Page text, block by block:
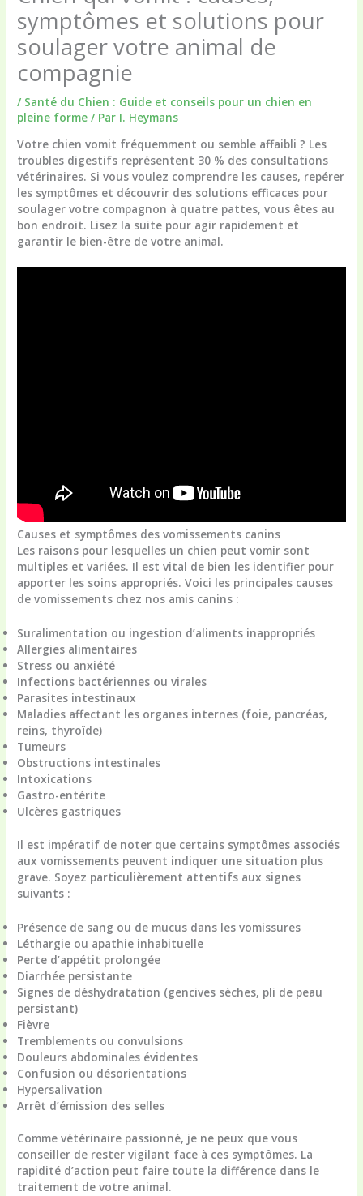
symptômes et solutions pour
soulager votre animal de
compagnie
/ Santé du Chien : Guide et conseils pour un chien en
pleine forme / Par I. Heymans
Votre chien vomit fréquemment ou semble affaibli ? Les
troubles digestifs représentent 30 % des consultations
vétérinaires. Si vous voulez comprendre les causes, repérer
les symptômes et découvrir des solutions efficaces pour
soulager votre compagnon à quatre pattes, vous êtes au
bon endroit. Lisez la suite pour agir rapidement et
garantir le bien-être de votre animal.
Causes et symptômes des vomissements canins
Les raisons pour lesquelles un chien peut vomir sont
multiples et variées. Il est vital de bien les identifier pour
apporter les soins appropriés. Voici les principales causes
de vomissements chez nos amis canins :
Suralimentation ou ingestion d’aliments inappropriés
Allergies alimentaires
Stress ou anxiété
Infections bactériennes ou virales
Parasites intestinaux
Maladies affectant les organes internes (foie, pancréas,
reins, thyroïde)
Tumeurs
Obstructions intestinales
Intoxications
Gastro-entérite
Ulcères gastriques
Il est impératif de noter que certains symptômes associés
aux vomissements peuvent indiquer une situation plus
grave. Soyez particulièrement attentifs aux signes
suivants :
Présence de sang ou de mucus dans les vomissures
Léthargie ou apathie inhabituelle
Perte d’appétit prolongée
Diarrhée persistante
Signes de déshydratation (gencives sèches, pli de peau
persistant)
Fièvre
Tremblements ou convulsions
Douleurs abdominales évidentes
Confusion ou désorientations
Hypersalivation
Arrêt d’émission des selles
Comme vétérinaire passionné, je ne peux que vous
conseiller de rester vigilant face à ces symptômes. La
rapidité d’action peut faire toute la différence dans le
traitement de votre animal.